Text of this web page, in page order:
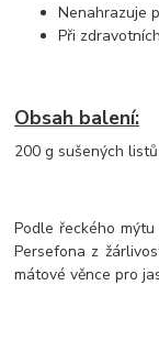
Nenahrazuje
Při
Obsah balení:
200 g sušených
Podle řeckého
Persefona z
mátové věnce pro